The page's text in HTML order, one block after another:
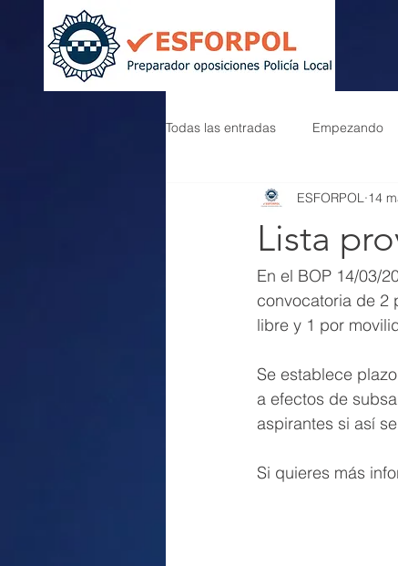
Todas las entradas Empezando
Lista
ESFORPOL 14
En el BOP 14/03/
convocatoria de 2
libre y 1 por
Se establece
a efectos de
aspirantes si así
Si quieres más